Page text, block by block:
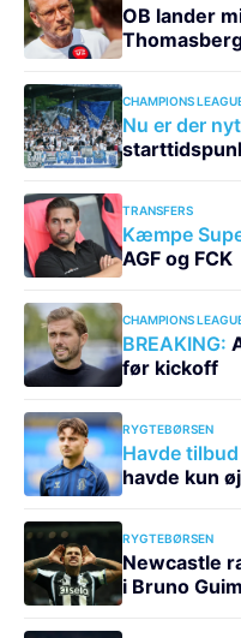
OB lander
CHAMPIONS
Nu er der
TRANSFERS
Kæmpe
AGF og FCK
CHAMPIONS
BREAKING:
før kickoff
RYGTEBØRSEN
Havde
havde kun
RYGTEBØRSEN
Newcastle
i Bruno